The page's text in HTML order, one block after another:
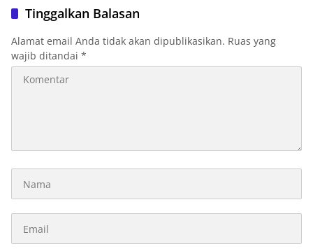
Tinggalkan Balasan
Alamat email Anda tidak akan dipublikasikan. Ruas yang
wajib ditandai *